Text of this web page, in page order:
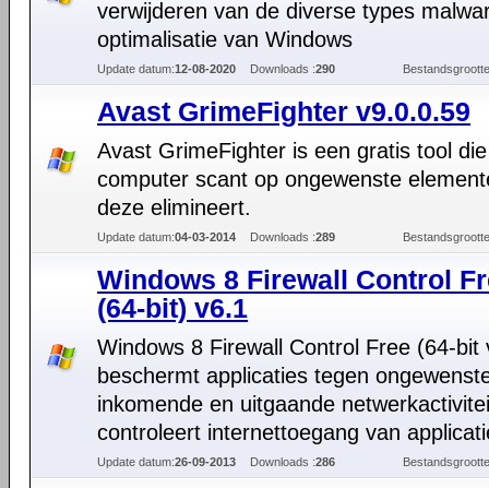
verwijderen van de diverse types
optimalisatie van Windows
Update datum:12-08-2020 Downloads :290
Avast GrimeFighter v9.0.0.59
Avast GrimeFighter is een gratis tool
computer scant op ongewenste
deze elimineert.
Update datum:04-03-2014 Downloads :289
Windows 8 Firewall Control
(64-bit) v6.1
Windows 8 Firewall Control Free (64-bit
beschermt applicaties tegen
inkomende en uitgaande
controleert internettoegang van
Update datum:26-09-2013 Downloads :286